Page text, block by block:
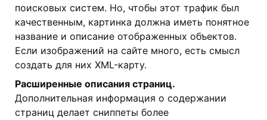
поисковых систем. Но, чтобы этот трафик был
качественным, картинка должна иметь понятное
название и описание отображенных объектов.
Если изображений на сайте много, есть смысл
создать для них XML-карту.
Расширенные описания страниц.
Дополнительная информация о содержании
страниц делает сниппеты более